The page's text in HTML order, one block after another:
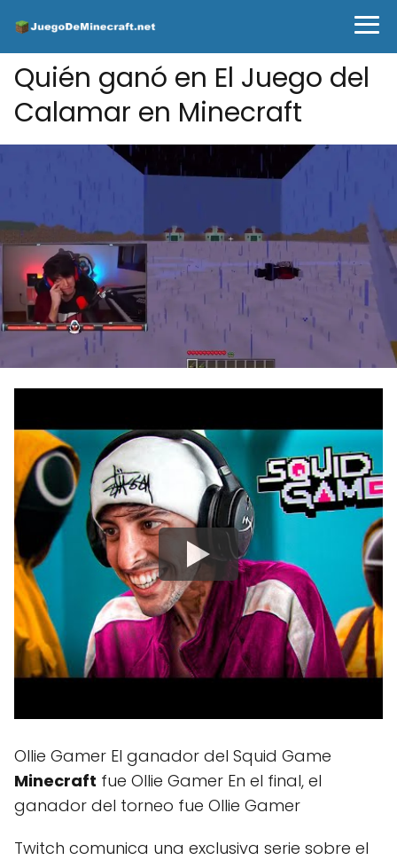
Quién ganó en El Juego del
Calamar en Minecraft
Ollie Gamer El ganador del Squid Game
Minecraft fue Ollie Gamer En el final, el
ganador del torneo fue Ollie Gamer
Twitch comunica una exclusiva serie sobre el